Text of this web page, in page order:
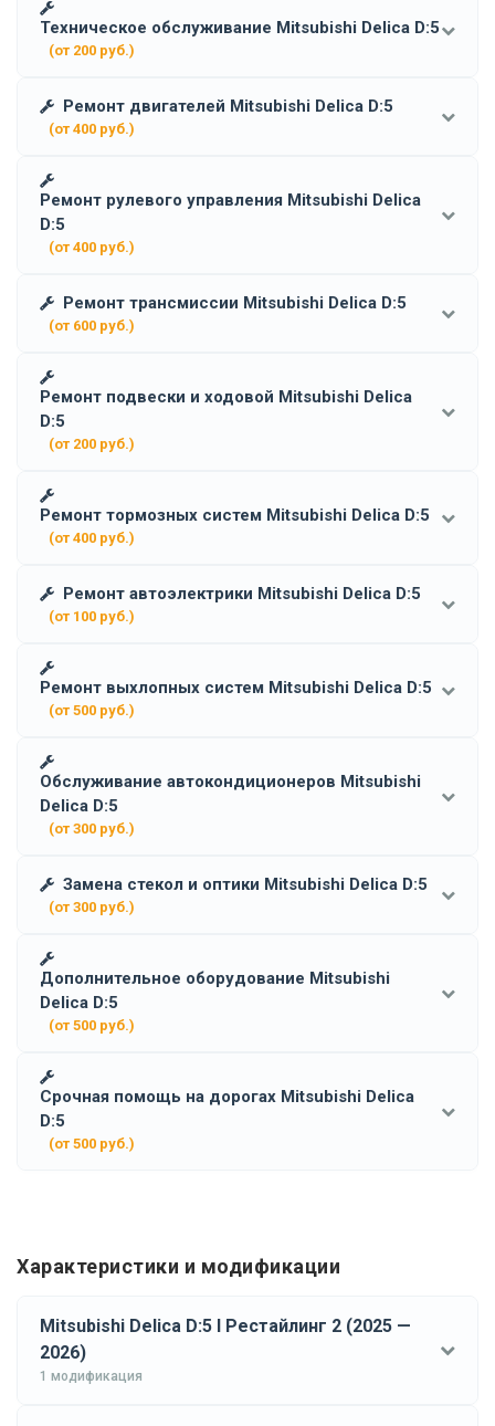
Техническое обслуживание Mitsubishi Delica D:5
(от 200 руб.)
Ремонт двигателей Mitsubishi Delica D:5
(от 400 руб.)
Ремонт рулевого управления Mitsubishi Delica
D:5
(от 400 руб.)
Ремонт трансмиссии Mitsubishi Delica D:5
(от 600 руб.)
Ремонт подвески и ходовой Mitsubishi Delica
D:5
(от 200 руб.)
Ремонт тормозных систем Mitsubishi Delica D:5
(от 400 руб.)
Ремонт автоэлектрики Mitsubishi Delica D:5
(от 100 руб.)
Ремонт выхлопных систем Mitsubishi Delica D:5
(от 500 руб.)
Обслуживание автокондиционеров Mitsubishi
Delica D:5
(от 300 руб.)
Замена стекол и оптики Mitsubishi Delica D:5
(от 300 руб.)
Дополнительное оборудование Mitsubishi
Delica D:5
(от 500 руб.)
Срочная помощь на дорогах Mitsubishi Delica
D:5
(от 500 руб.)
Характеристики и модификации
Mitsubishi Delica D:5 I Рестайлинг 2 (2025 —
2026)
1 модификация